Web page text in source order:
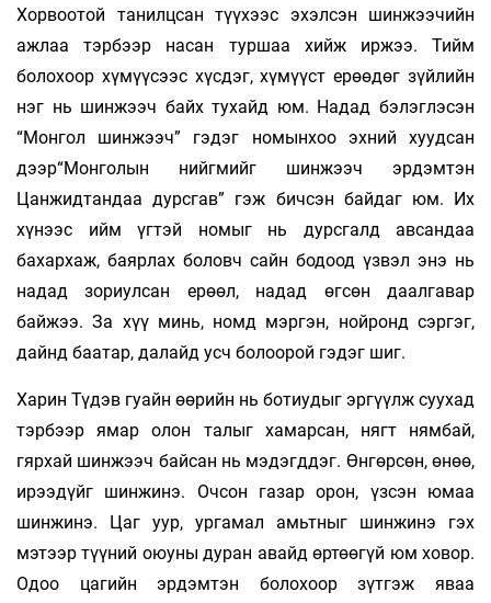
Хорвоотой танилцсан түүхээс эхэлсэн шинжээчийн
ажлаа тэрбээр насан туршаа хийж иржээ. Тийм
болохоор хүмүүсээс хүсдэг, хүмүүст ерөөдөг зүйлийн
нэг нь шинжээч байх тухайд юм. Надад бэлэглэсэн
“Монгол шинжээч” гэдэг номынхоо эхний хуудсан
дээр“Монголын нийгмийг шинжээч эрдэмтэн
Цанжидтандаа дурсгав” гэж бичсэн байдаг юм. Их
хүнээс ийм үгтэй номыг нь дурсгалд авсандаа
бахархаж, баярлах боловч сайн бодоод үзвэл энэ нь
надад зориулсан ерөөл, надад өгсөн даалгавар
байжээ. За хүү минь, номд мэргэн, нойронд сэргэг,
дайнд баатар, далайд усч болоорой гэдэг шиг.
Харин Түдэв гуайн өөрийн нь ботиудыг эргүүлж суухад
тэрбээр ямар олон талыг хамарсан, нягт нямбай,
гярхай шинжээч байсан нь мэдэгддэг. Өнгөрсөн, өнөө,
ирээдүйг шинжинэ. Очсон газар орон, үзсэн юмаа
шинжинэ. Цаг уур, ургамал амьтныг шинжинэ гэх
мэтээр түүний оюуны дуран авайд өртөөгүй юм ховор.
Одоо цагийн эрдэмтэн болохоор зүтгэж яваа